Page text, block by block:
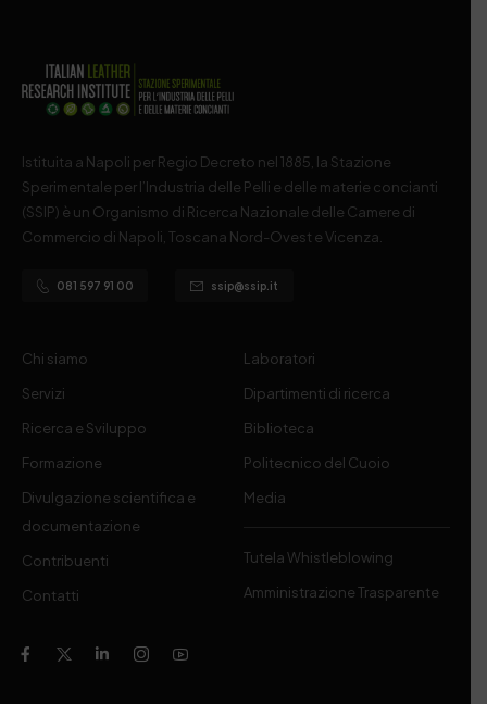
Istituita a Napoli per Regio Decreto nel 1885, la Stazione
Sperimentale per l’Industria delle Pelli e delle materie concianti
(SSIP) è un Organismo di Ricerca Nazionale delle Camere di
Commercio di Napoli, Toscana Nord-Ovest e Vicenza.
081 597 91 00 ssip@ssip.it
Chi siamo
Servizi
Ricerca e Sviluppo
Formazione
Divulgazione scientifica e
documentazione
Contribuenti
Contatti
Laboratori
Dipartimenti di ricerca
Biblioteca
Politecnico del Cuoio
Media
Tutela Whistleblowing
Amministrazione Trasparente